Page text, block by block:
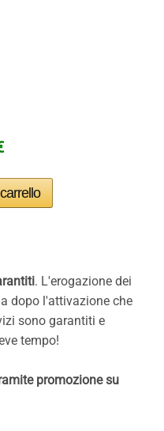
. L'erogazione dei
dopo l'attivazione che
sono garantiti e
tempo!
promozione su